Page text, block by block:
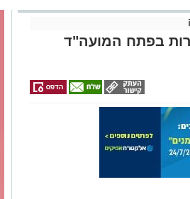
בפתח המועה"ד